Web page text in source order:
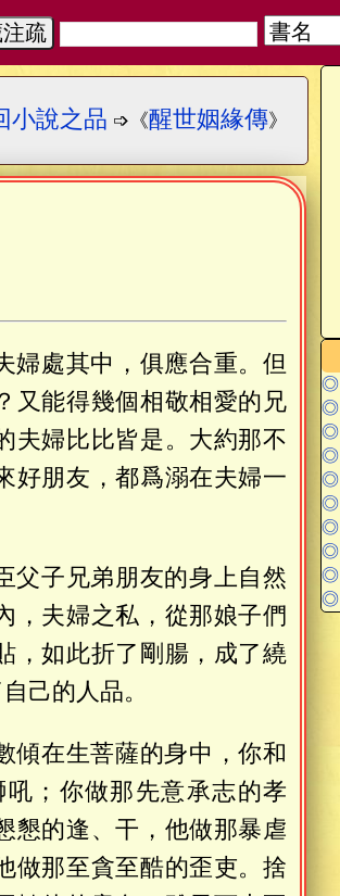
疏
◎
◎
◎
◎
◎
◎
◎
◎
◎
◎
小說之品 ➩《醒世姻緣傳》
婦處其中，俱應合重。但
又能得幾個相敬相愛的兄
夫婦比比皆是。大約那不
好朋友，都爲溺在夫婦一
父子兄弟朋友的身上自然
，夫婦之私，從那娘子們
，如此折了剛腸，成了繞
己的人品。
傾在生菩薩的身中，你和
；你做那先意承志的孝
懇的逢、干，他做那暴虐
做那至貪至酷的歪吏。捨